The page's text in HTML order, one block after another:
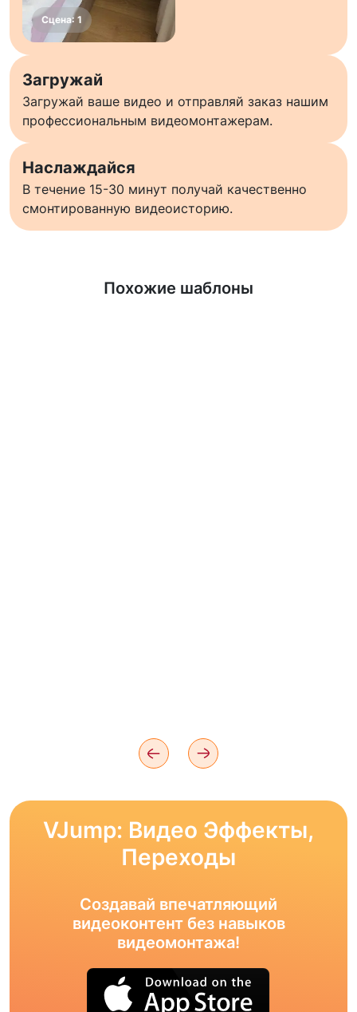
Загружай
Загружай ваше видео и отправляй заказ нашим
профессиональным видеомонтажерам.
Наслаждайся
В течение 15-30 минут получай качественно
смонтированную видеоисторию.
Похожие шаблоны
Узнать больше
VJump: Видео Эффекты,
Переходы
Создавай впечатляющий
видеоконтент без навыков
видеомонтажа!